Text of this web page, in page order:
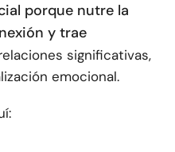
porque nutre la
y trae
significativas,
emocional.